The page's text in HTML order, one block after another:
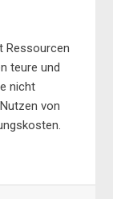
Ressourcen
teure und
nicht
von